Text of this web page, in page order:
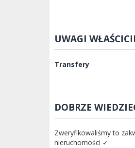
UWAGI
Transfery
DOBRZE
Zweryfikowaliśmy to
nieruchomości ✓